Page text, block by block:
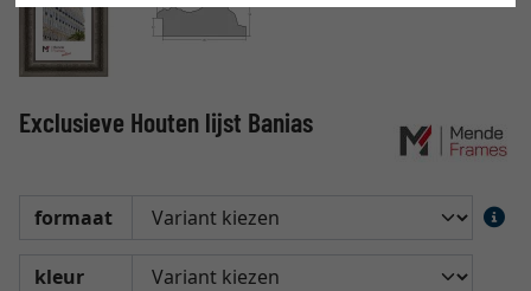
Exclusieve Houten lijst Banias
formaat
kleur